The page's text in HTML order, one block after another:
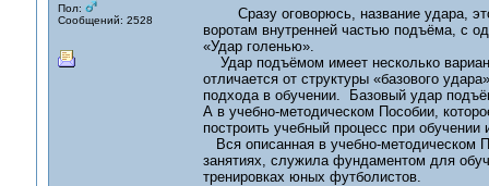
Пол:
Сообщений: 2528
Сразу оговорюсь, название удара, это
воротам внутренней частью подъёма, с
«Удар голенью».
Удар подъёмом имеет несколько
отличается от структуры «базового
подхода в обучении. Базовый удар
А в учебно-методическом Пособии,
построить учебный процесс при
Вся описанная в учебно-методическом
занятиях, служила фундаментом для
тренировках юных футболистов.